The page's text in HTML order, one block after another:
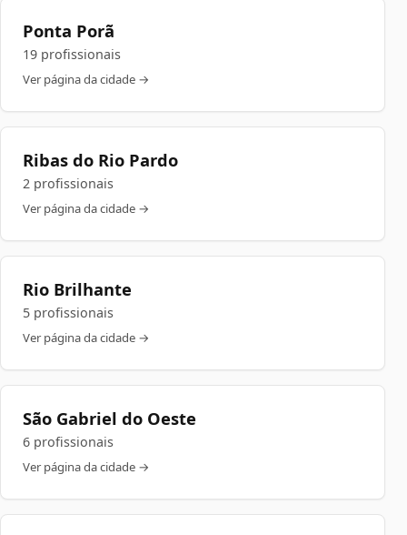
Ponta Porã
19 profissionais
Ver página da cidade →
Ribas do Rio Pardo
2 profissionais
Ver página da cidade →
Rio Brilhante
5 profissionais
Ver página da cidade →
São Gabriel do Oeste
6 profissionais
Ver página da cidade →